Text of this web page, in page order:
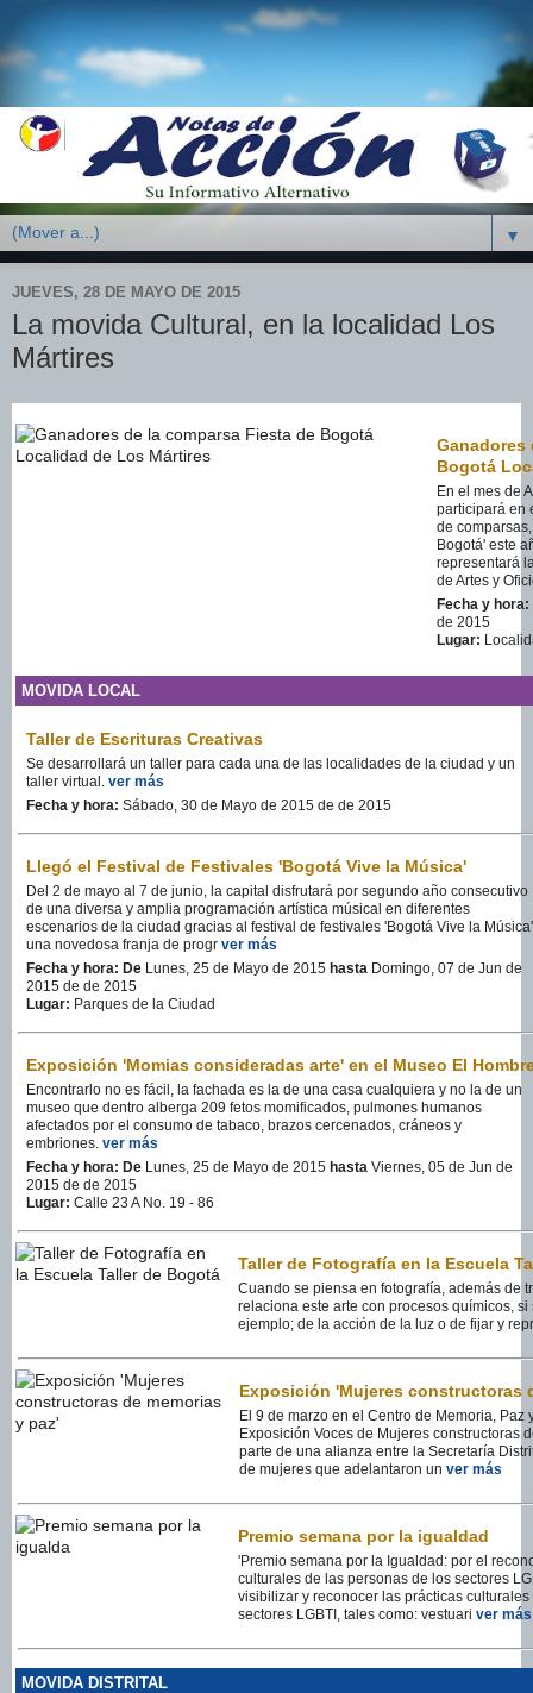
▼
JUEVES, 28 DE MAYO DE 2015
La movida Cultural, en la localidad Los
Mártires
Ganadores
Bogotá
En el mes de
participará en
de
Bogotá' este
representará
de Artes y
Fecha y hora:
de 2015
Lugar:
MOVIDA LOCAL
Taller de Escrituras Creativas
Se desarrollará un taller para cada una de las localidades de la ciudad y un
taller virtual. ver más
Fecha y hora: Sábado, 30 de Mayo de 2015 de de 2015
Llegó el Festival de Festivales 'Bogotá Vive la Música'
Del 2 de mayo al 7 de junio, la capital disfrutará por segundo año consecutivo
de una diversa y amplia programación artística músical en diferentes
escenarios de la ciudad gracias al festival de festivales 'Bogotá Vive la
una novedosa franja de progr ver más
Fecha y hora: De Lunes, 25 de Mayo de 2015 hasta Domingo, 07 de Jun de
2015 de de 2015
Lugar: Parques de la Ciudad
Exposición 'Momias consideradas arte' en el Museo El
Encontrarlo no es fácil, la fachada es la de una casa cualquiera y no la de un
museo que dentro alberga 209 fetos momificados, pulmones humanos
afectados por el consumo de tabaco, brazos cercenados, cráneos y
embriones. ver más
Fecha y hora: De Lunes, 25 de Mayo de 2015 hasta Viernes, 05 de Jun de
2015 de de 2015
Lugar: Calle 23 A No. 19 - 86
Taller de Fotografía en la Escuela
Cuando se piensa en fotografía, además de
relaciona este arte con procesos químicos,
ejemplo; de la acción de la luz o de fijar y
Exposición 'Mujeres constructoras
El 9 de marzo en el Centro de Memoria,
Exposición Voces de Mujeres constructoras
parte de una alianza entre la Secretaría
de mujeres que adelantaron un ver más
Premio semana por la igualdad
'Premio semana por la Igualdad: por el
culturales de las personas de los sectores
visibilizar y reconocer las prácticas
sectores LGBTI, tales como: vestuari ver más
MOVIDA DISTRITAL